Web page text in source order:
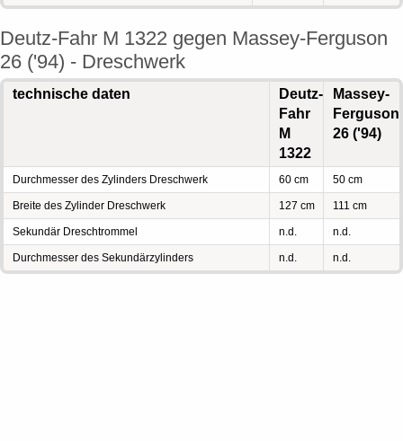
Deutz-Fahr M 1322 gegen Massey-Ferguson
26 ('94) - Dreschwerk
technische daten
Deutz-
Fahr
M
1322
Massey-
Ferguson
26 ('94)
Durchmesser des Zylinders Dreschwerk 60 cm 50 cm
Breite des Zylinder Dreschwerk 127 cm 111 cm
Sekundär Dreschtrommel n.d. n.d.
Durchmesser des Sekundärzylinders n.d. n.d.